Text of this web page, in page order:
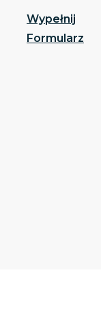
Wypełnij
Formularz